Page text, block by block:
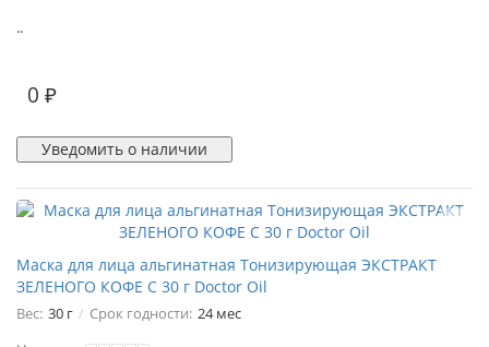
..
0 ₽
Уведомить о наличии
Маска для лица альгинатная Тонизирующая ЭКСТРАКТ
ЗЕЛЕНОГО КОФЕ С 30 г Doctor Oil
Вес: 30 г Срок годности: 24 мес